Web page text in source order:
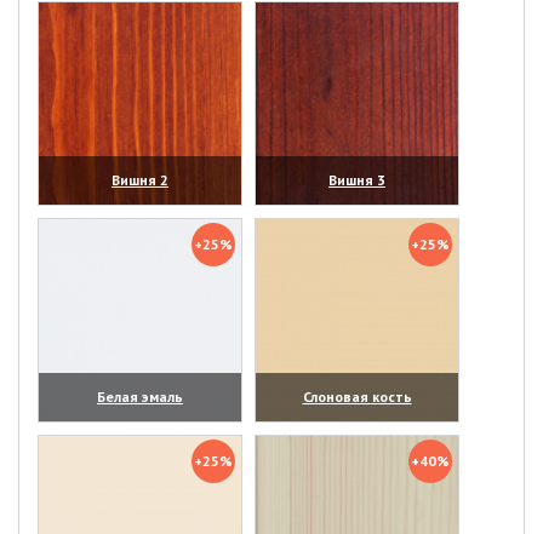
Вишня 2
(увеличить)
Вишня 3
(увеличить)
+25%
Белая эмаль
(увеличить)
+25%
Слоновая кость
(увеличить)
+25%
+40%